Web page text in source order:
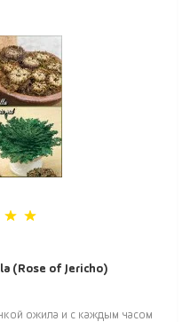
(Rose of Jericho)
ожила и с каждым часом